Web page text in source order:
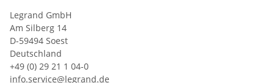
Legrand GmbH
Am Silberg 14
D-59494 Soest
Deutschland
+49 (0) 29 21 1 04-0
info.service@legrand.de